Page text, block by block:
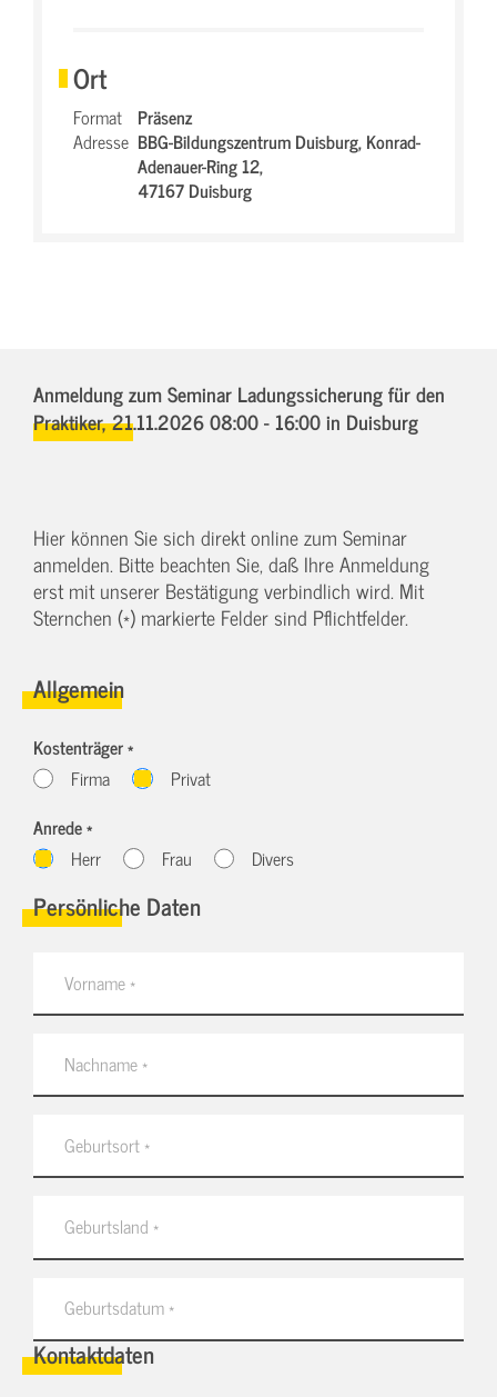
Ort
Format Präsenz
Adresse BBG-Bildungszentrum Duisburg,Konrad-
Adenauer-Ring 12,
47167 Duisburg
Anmeldung zum Seminar Ladungssicherung für den
Praktiker,21.11.2026 08:00 - 16:00in Duisburg
Hier können Sie sich direkt online zum Seminar
anmelden. Bitte beachten Sie, daß Ihre Anmeldung
erst mit unserer Bestätigung verbindlich wird. Mit
Sternchen (*) markierte Felder sind Pflichtfelder.
Allgemein
Kostenträger *
Firma
Privat
Anrede *
Herr
Frau Divers
Persönliche Daten
Kontaktdaten